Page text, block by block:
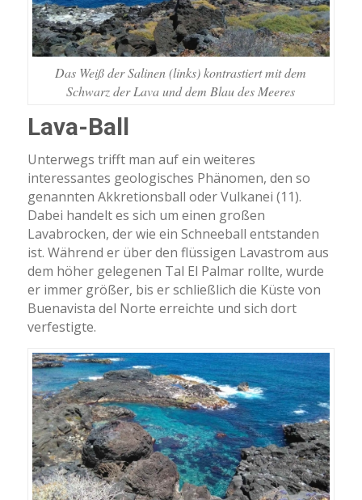
Das Weiß der Salinen (links) kontrastiert mit dem
Schwarz der Lava und dem Blau des Meeres
Lava-Ball
Unterwegs trifft man auf ein weiteres
interessantes geologisches Phänomen, den so
genannten Akkretionsball oder Vulkanei (11).
Dabei handelt es sich um einen großen
Lavabrocken, der wie ein Schneeball entstanden
ist. Während er über den flüssigen Lavastrom aus
dem höher gelegenen Tal El Palmar rollte, wurde
er immer größer, bis er schließlich die Küste von
Buenavista del Norte erreichte und sich dort
verfestigte.